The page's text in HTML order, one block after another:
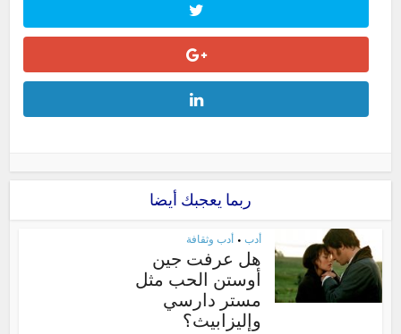
ربما يعجبك أيضا
أدب • أدب وثقافة
هل عرفت جين
أوستن الحب مثل
مستر دارسي
وإليزابيث؟